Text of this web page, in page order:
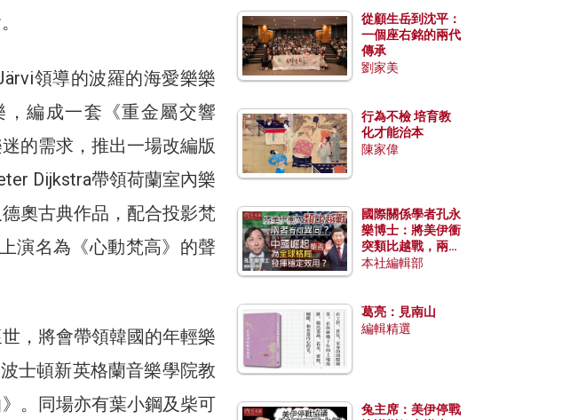
領導的波羅的海愛樂樂
編成一套《重金屬交響
的需求，推出一場改編版
Dijkstra帶領荷蘭室內樂
奧古典作品，配合投影梵
演名為《心動梵高》的聲
，將會帶領韓國的年輕樂
士頓新英格蘭音樂學院教
。同場亦有葉小鋼及柴可
從顧生岳到沈平：
一個座右銘的兩代
傳承
劉家美
行為不檢 培育教
化才能治本
陳家偉
國際關係學者孔永
樂博士：將美伊衝
突類比越戰，兩者
有何異同？中國崛
本社編輯部
葛亮：見南山
編輯精選
兔主席：美伊停戰